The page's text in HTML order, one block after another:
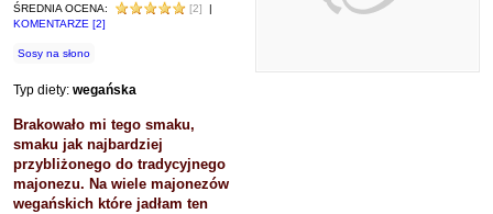
ŚREDNIA OCENA: [2]
|
KOMENTARZE [2]
Sosy na słono
Typ diety: wegańska
Brakowało mi tego smaku,
smaku jak najbardziej
przybliżonego do tradycyjnego
majonezu. Na wiele majonezów
wegańskich które jadłam ten